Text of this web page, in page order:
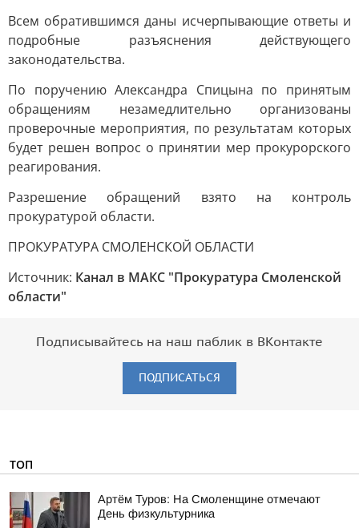
Всем обратившимся даны исчерпывающие ответы и
подробные разъяснения действующего
законодательства.
По поручению Александра Спицына по принятым
обращениям незамедлительно организованы
проверочные мероприятия, по результатам которых
будет решен вопрос о принятии мер прокурорского
реагирования.
Разрешение обращений взято на контроль
прокуратурой области.
ПРОКУРАТУРА СМОЛЕНСКОЙ ОБЛАСТИ
Источник: Канал в МАКС "Прокуратура Смоленской
области"
Подписывайтесь на наш паблик в ВКонтакте
ПОДПИСАТЬСЯ
ТОП
Артём Туров: На Смоленщине отмечают
День физкультурника